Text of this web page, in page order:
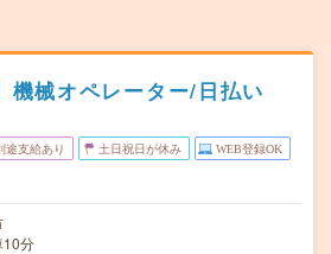
機械オペレーター/日払い
途支給あり 土日祝日が休み WEB登録OK
10分